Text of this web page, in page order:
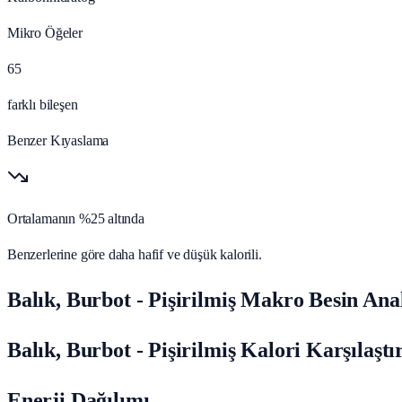
Mikro Öğeler
65
farklı bileşen
Benzer Kıyaslama
Ortalamanın %25 altında
Benzerlerine göre daha hafif ve düşük kalorili.
Balık, Burbot - Pişirilmiş Makro Besin
Balık, Burbot - Pişirilmiş Kalori